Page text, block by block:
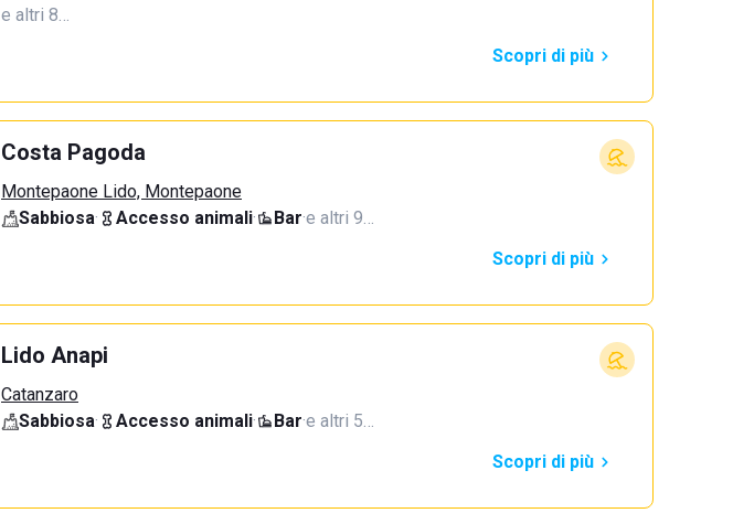
e altri 8…
Scopri di più
Costa Pagoda
Montepaone Lido, Montepaone
Sabbiosa· Accesso animali· Bar·e altri 9…
Scopri di più
Lido Anapi
Catanzaro
Sabbiosa· Accesso animali· Bar·e altri 5…
Scopri di più